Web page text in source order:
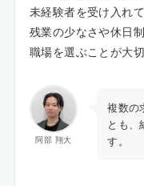
未経験者を受け入れ
残業の少なさや休日
職場を選ぶことが大切
阿部 翔大
複数の
とも、
す。